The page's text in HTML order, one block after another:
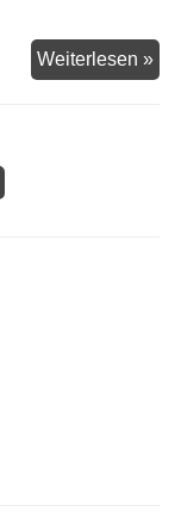
Weiterlesen »